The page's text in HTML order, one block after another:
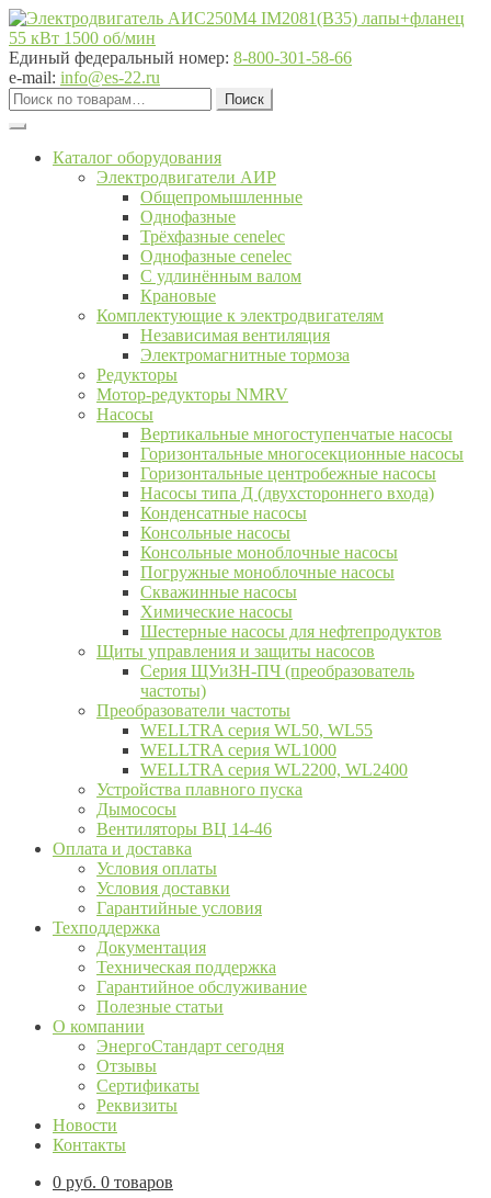
Перейти
к
навигации
Перейти
к
содержимому
Единый федеральный номер: 8-800-301-58-66
e-mail: info@es-22.ru
Искать:
Поиск
Каталог оборудования
Электродвигатели АИР
Общепромышленные
Однофазные
Трёхфазные cenelec
Однофазные cenelec
С удлинённым валом
Крановые
Комплектующие к электродвигателям
Независимая вентиляция
Электромагнитные тормоза
Редукторы
Мотор-редукторы NMRV
Насосы
Вертикальные многоступенчатые насосы
Горизонтальные многосекционные насосы
Горизонтальные центробежные насосы
Насосы типа Д (двухстороннего входа)
Конденсатные насосы
Консольные насосы
Консольные моноблочные насосы
Погружные моноблочные насосы
Скважинные насосы
Химические насосы
Шестерные насосы для нефтепродуктов
Щиты управления и защиты насосов
Серия ЩУиЗН-ПЧ (преобразователь
частоты)
Преобразователи частоты
WELLTRA cерия WL50, WL55
WELLTRA cерия WL1000
WELLTRA серия WL2200, WL2400
Устройства плавного пуска
Дымососы
Вентиляторы ВЦ 14-46
Оплата и доставка
Условия оплаты
Условия доставки
Гарантийные условия
Техподдержка
Документация
Техническая поддержка
Гарантийное обслуживание
Полезные статьи
О компании
ЭнергоСтандарт сегодня
Отзывы
Сертификаты
Реквизиты
Новости
Контакты
0 руб. 0 товаров